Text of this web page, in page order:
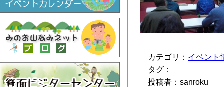
カテゴリ： イベント
タグ：
投稿者：sanroku